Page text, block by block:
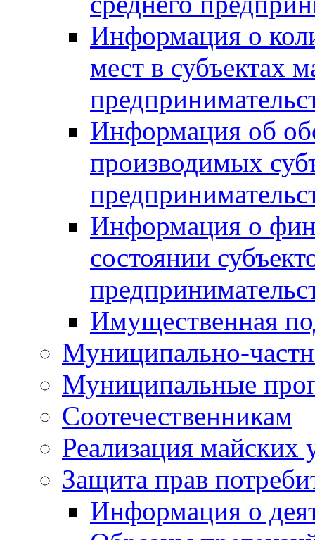
Информация о
мест в субъектах
Информация об
производимых
Информация о
состоянии
Имущественная
Муниципально-
Муниципальные
Соотечественникам
Реализация майских
Защита прав
Информация о